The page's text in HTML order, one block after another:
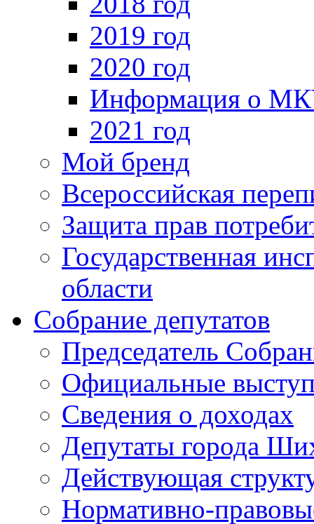
2019 год
2020 год
Информация о
2021 год
Мой бренд
Всероссийская
Защита прав
Государственная
области
Собрание депутатов
Председатель
Официальные
Сведения о доходах
Депутаты города
Действующая
Нормативно-